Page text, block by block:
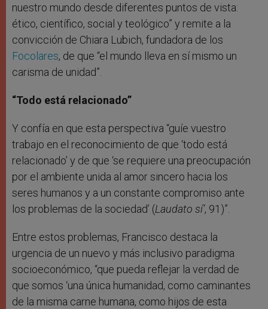
nuestro mundo desde diferentes puntos de vista:
ético, científico, social y teológico” y remite a la
convicción de Chiara Lubich, fundadora de los
Focolares, de que “el mundo lleva en sí mismo un
carisma de unidad”.
“Todo está relacionado”
Y confía en que esta perspectiva “guíe vuestro
trabajo en el reconocimiento de que ‘todo está
relacionado’ y de que ‘se requiere una preocupación
por el ambiente unida al amor sincero hacia los
seres humanos y a un constante compromiso ante
los problemas de la sociedad’ (Laudato sí’, 91)”.
Entre estos problemas, Francisco destaca la
urgencia de un nuevo y más inclusivo paradigma
socioeconómico, “que pueda reflejar la verdad de
que somos ‘una única humanidad, como caminantes
de la misma carne humana, como hijos de esta